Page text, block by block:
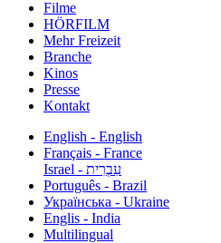
Filme
HÖRFILM
Mehr Freizeit
Branche
Kinos
Presse
Kontakt
English - English
Français - France
עִבְרִית - Israel
Português - Brazil
Українська - Ukraine
Englis - India
Multilingual